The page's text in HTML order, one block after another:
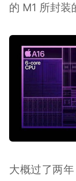
的 M1 所封装
大概过了两